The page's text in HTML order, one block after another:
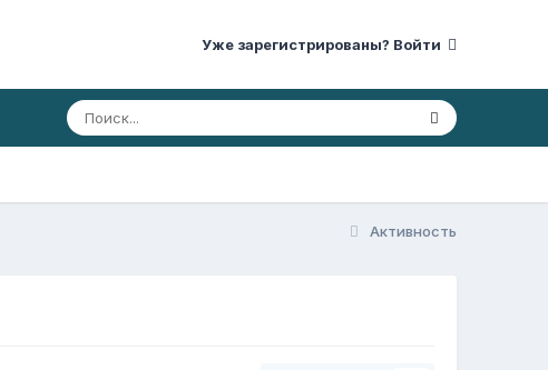
Уже зарегистрированы? Войти
Активность